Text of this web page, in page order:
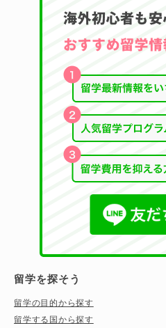
留学を探そう
留学の目的から探す
留学する国から探す